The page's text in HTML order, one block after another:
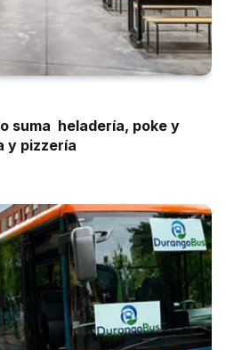
suma heladería, poke y
y pizzería